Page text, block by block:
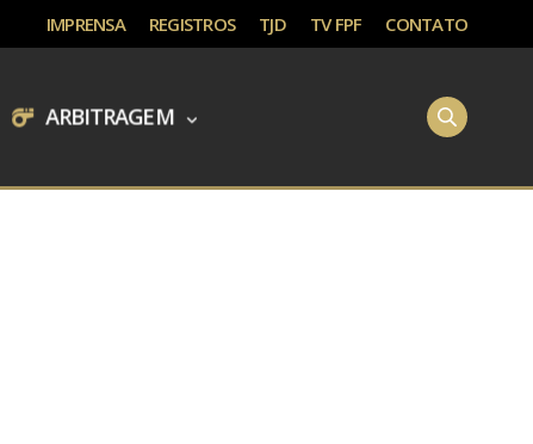
IMPRENSA REGISTROS TJD TV FPF CONTATO
ARBITRAGEM